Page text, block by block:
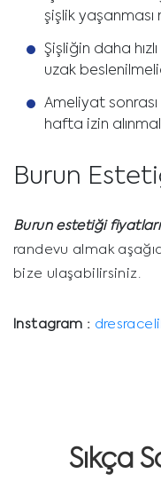
şişlik yaşanması
Şişliğin daha
uzak
Ameliyat
hafta izin
Burun
Burun estetiği fiyatları
randevu almak
bize ulaşabilirsiniz.
Instagram :
Sıkça